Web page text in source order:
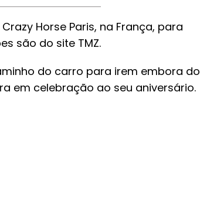
Horse Paris, na França, para
são do site TMZ.
do carro para irem embora do
em celebração ao seu aniversário.